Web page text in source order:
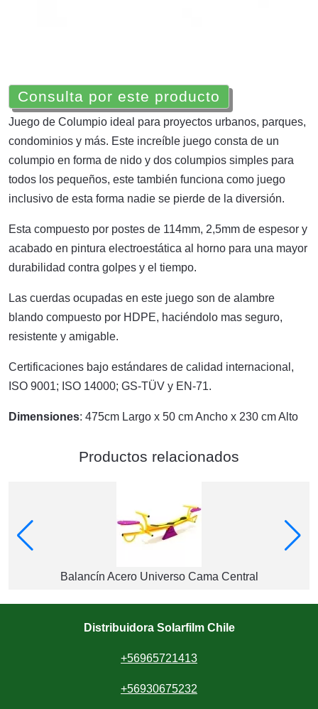
Consulta por este producto
Juego de Columpio ideal para proyectos urbanos, parques,
condominios y más. Este increíble juego consta de un
columpio en forma de nido y dos columpios simples para
todos los pequeños, este también funciona como juego
inclusivo de esta forma nadie se pierde de la diversión.
Esta compuesto por postes de 114mm, 2,5mm de espesor y
acabado en pintura electroestática al horno para una mayor
durabilidad contra golpes y el tiempo.
Las cuerdas ocupadas en este juego son de alambre
blando compuesto por HDPE, haciéndolo mas seguro,
resistente y amigable.
Certificaciones bajo estándares de calidad internacional,
ISO 9001; ISO 14000; GS-TÜV y EN-71.
Dimensiones: 475cm Largo x 50 cm Ancho x 230 cm Alto
Productos relacionados
Balancín Acero Universo Cama Central
Distribuidora Solarfilm Chile
+56965721413
+56930675232